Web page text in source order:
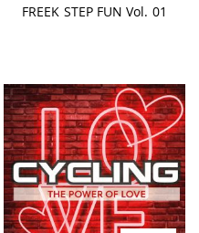
FREEK STEP FUN Vol. 01